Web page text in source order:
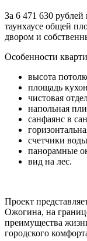
За 6 471 630
таунхаусе общей
двором и
Особенности
высота
площадь
чистовая
напольная
санфаянс в
счетчики
панорамные
вид на лес.
Проект
Ожогина, на
преимущества
городского